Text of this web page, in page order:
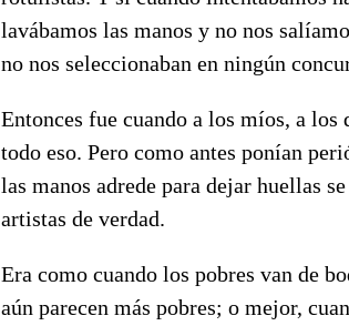
lavábamos las manos y no nos
no nos seleccionaban en ningún
Entonces fue cuando a los míos, a
todo eso. Pero como antes ponían
las manos adrede para dejar huellas
artistas de verdad.
Era como cuando los pobres van de
aún parecen más pobres; o mejor,